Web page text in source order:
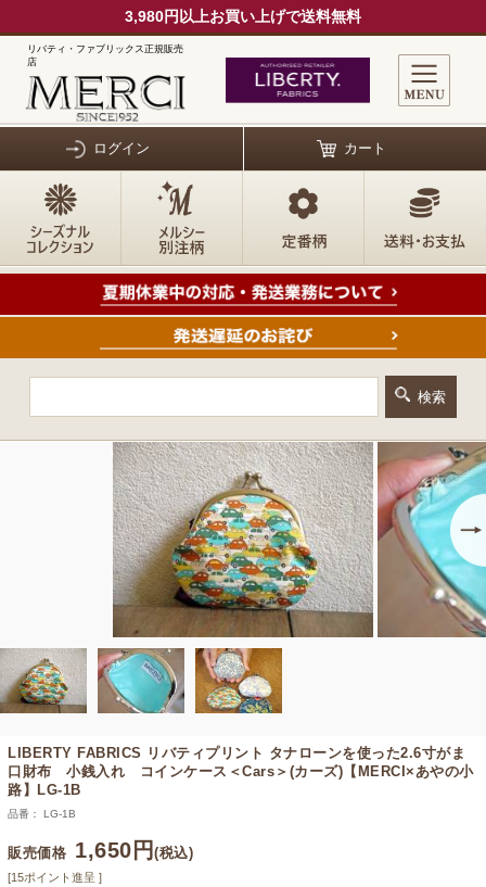
3,980円以上お買い上げで送料無料
リバティ・ファブリックス正規販売
店
ログイン カート
LIBERTY FABRICS リバティプリント タナローンを使った2.6寸がま
口財布 小銭入れ コインケース＜Cars＞(カーズ)【MERCI×あやの小
路】LG-1B
品番： LG-1B
販売価格 1,650円(税込)
[15ポイント進呈 ]